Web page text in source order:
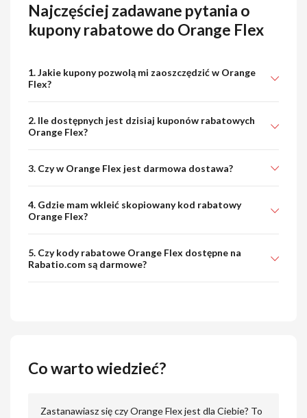
Najczęściej zadawane pytania o
kupony rabatowe do Orange Flex
1. Jakie kupony pozwolą mi zaoszczędzić w Orange
Flex?
2. Ile dostępnych jest dzisiaj kuponów rabatowych
Orange Flex?
3. Czy w Orange Flex jest darmowa dostawa?
4. Gdzie mam wkleić skopiowany kod rabatowy
Orange Flex?
5. Czy kody rabatowe Orange Flex dostępne na
Rabatio.com są darmowe?
Co warto wiedzieć?
Zastanawiasz się czy Orange Flex jest dla Ciebie? To